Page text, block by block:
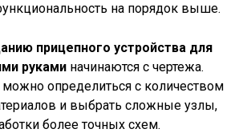
на порядок выше.
прицепного устройства для
руками начинаются с чертежа.
можно определиться с количеством
и выбрать сложные узлы,
более точных схем.